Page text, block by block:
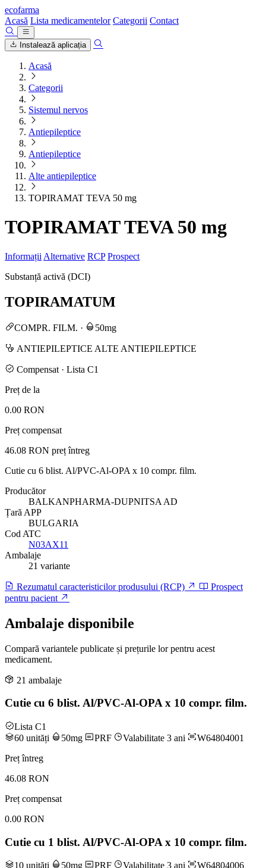
ecofarma
Acasă Lista medicamentelor Categorii Contact
Instalează aplicația
Acasă
Categorii
Sistemul nervos
Antiepileptice
Antiepileptice
Alte antiepileptice
TOPIRAMAT TEVA 50 mg
TOPIRAMAT TEVA 50 mg
Informații Alternative RCP Prospect
Substanță activă (DCI)
TOPIRAMATUM
COMPR. FILM. · 50mg
ANTIEPILEPTICE ALTE ANTIEPILEPTICE
Compensat · Lista C1
Preț de la
0.00 RON
Preț compensat
46.08 RON preț întreg
Cutie cu 6 blist. Al/PVC-Al-OPA x 10 compr. film.
Producător
BALKANPHARMA-DUPNITSA AD
Țară APP
BULGARIA
Cod ATC
N03AX11
Ambalaje
21 variante
Rezumatul caracteristicilor produsului (RCP)
Prospect
pentru pacient
Ambalaje disponibile
Compară variantele publicate și prețurile lor pentru acest
medicament.
21 ambalaje
Cutie cu 6 blist. Al/PVC-Al-OPA x 10 compr. film.
Lista C1
60 unități
50mg PRF Valabilitate 3 ani
W64804001
Preț întreg
46.08 RON
Preț compensat
0.00 RON
Cutie cu 1 blist. Al/PVC-Al-OPA x 10 compr. film.
10 unități 50mg PRF Valabilitate 3 ani
W64804006